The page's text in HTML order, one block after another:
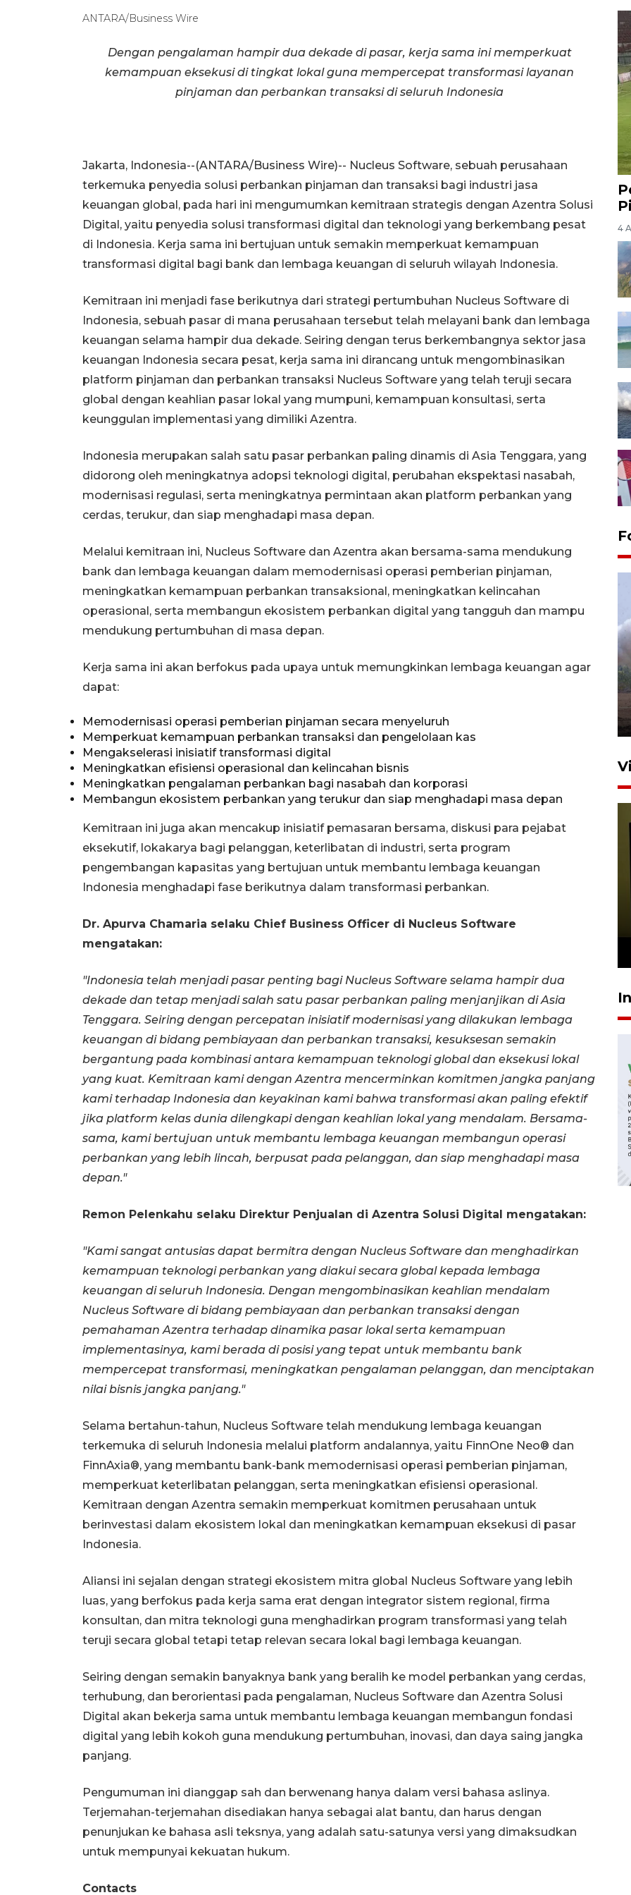
ANTARA/Business Wire
Dengan pengalaman hampir dua dekade di pasar, kerja sama ini memperkuat
kemampuan eksekusi di tingkat lokal guna mempercepat transformasi layanan
pinjaman dan perbankan transaksi di seluruh Indonesia
Jakarta, Indonesia--(ANTARA/Business Wire)-- Nucleus Software, sebuah perusahaan
terkemuka penyedia solusi perbankan pinjaman dan transaksi bagi industri jasa
keuangan global, pada hari ini mengumumkan kemitraan strategis dengan Azentra Solusi
Digital, yaitu penyedia solusi transformasi digital dan teknologi yang berkembang pesat
di Indonesia. Kerja sama ini bertujuan untuk semakin memperkuat kemampuan
transformasi digital bagi bank dan lembaga keuangan di seluruh wilayah Indonesia.
Kemitraan ini menjadi fase berikutnya dari strategi pertumbuhan Nucleus Software di
Indonesia, sebuah pasar di mana perusahaan tersebut telah melayani bank dan lembaga
keuangan selama hampir dua dekade. Seiring dengan terus berkembangnya sektor jasa
keuangan Indonesia secara pesat, kerja sama ini dirancang untuk mengombinasikan
platform pinjaman dan perbankan transaksi Nucleus Software yang telah teruji secara
global dengan keahlian pasar lokal yang mumpuni, kemampuan konsultasi, serta
keunggulan implementasi yang dimiliki Azentra.
Indonesia merupakan salah satu pasar perbankan paling dinamis di Asia Tenggara, yang
didorong oleh meningkatnya adopsi teknologi digital, perubahan ekspektasi nasabah,
modernisasi regulasi, serta meningkatnya permintaan akan platform perbankan yang
cerdas, terukur, dan siap menghadapi masa depan.
Melalui kemitraan ini, Nucleus Software dan Azentra akan bersama-sama mendukung
bank dan lembaga keuangan dalam memodernisasi operasi pemberian pinjaman,
meningkatkan kemampuan perbankan transaksional, meningkatkan kelincahan
operasional, serta membangun ekosistem perbankan digital yang tangguh dan mampu
mendukung pertumbuhan di masa depan.
Kerja sama ini akan berfokus pada upaya untuk memungkinkan lembaga keuangan agar
dapat:
Memodernisasi operasi pemberian pinjaman secara menyeluruh
Memperkuat kemampuan perbankan transaksi dan pengelolaan kas
Mengakselerasi inisiatif transformasi digital
Meningkatkan efisiensi operasional dan kelincahan bisnis
Meningkatkan pengalaman perbankan bagi nasabah dan korporasi
Membangun ekosistem perbankan yang terukur dan siap menghadapi masa depan
Kemitraan ini juga akan mencakup inisiatif pemasaran bersama, diskusi para pejabat
eksekutif, lokakarya bagi pelanggan, keterlibatan di industri, serta program
pengembangan kapasitas yang bertujuan untuk membantu lembaga keuangan
Indonesia menghadapi fase berikutnya dalam transformasi perbankan.
Dr. Apurva Chamaria selaku Chief Business Officer di Nucleus Software
mengatakan:
"Indonesia telah menjadi pasar penting bagi Nucleus Software selama hampir dua
dekade dan tetap menjadi salah satu pasar perbankan paling menjanjikan di Asia
Tenggara. Seiring dengan percepatan inisiatif modernisasi yang dilakukan lembaga
keuangan di bidang pembiayaan dan perbankan transaksi, kesuksesan semakin
bergantung pada kombinasi antara kemampuan teknologi global dan eksekusi lokal
yang kuat. Kemitraan kami dengan Azentra mencerminkan komitmen jangka panjang
kami terhadap Indonesia dan keyakinan kami bahwa transformasi akan paling efektif
jika platform kelas dunia dilengkapi dengan keahlian lokal yang mendalam. Bersama-
sama, kami bertujuan untuk membantu lembaga keuangan membangun operasi
perbankan yang lebih lincah, berpusat pada pelanggan, dan siap menghadapi masa
depan."
Remon Pelenkahu selaku Direktur Penjualan di Azentra Solusi Digital mengatakan:
"Kami sangat antusias dapat bermitra dengan Nucleus Software dan menghadirkan
kemampuan teknologi perbankan yang diakui secara global kepada lembaga
keuangan di seluruh Indonesia. Dengan mengombinasikan keahlian mendalam
Nucleus Software di bidang pembiayaan dan perbankan transaksi dengan
pemahaman Azentra terhadap dinamika pasar lokal serta kemampuan
implementasinya, kami berada di posisi yang tepat untuk membantu bank
mempercepat transformasi, meningkatkan pengalaman pelanggan, dan menciptakan
nilai bisnis jangka panjang."
Selama bertahun-tahun, Nucleus Software telah mendukung lembaga keuangan
terkemuka di seluruh Indonesia melalui platform andalannya, yaitu FinnOne Neo® dan
FinnAxia®, yang membantu bank-bank memodernisasi operasi pemberian pinjaman,
memperkuat keterlibatan pelanggan, serta meningkatkan efisiensi operasional.
Kemitraan dengan Azentra semakin memperkuat komitmen perusahaan untuk
berinvestasi dalam ekosistem lokal dan meningkatkan kemampuan eksekusi di pasar
Indonesia.
Aliansi ini sejalan dengan strategi ekosistem mitra global Nucleus Software yang lebih
luas, yang berfokus pada kerja sama erat dengan integrator sistem regional, firma
konsultan, dan mitra teknologi guna menghadirkan program transformasi yang telah
teruji secara global tetapi tetap relevan secara lokal bagi lembaga keuangan.
Seiring dengan semakin banyaknya bank yang beralih ke model perbankan yang cerdas,
terhubung, dan berorientasi pada pengalaman, Nucleus Software dan Azentra Solusi
Digital akan bekerja sama untuk membantu lembaga keuangan membangun fondasi
digital yang lebih kokoh guna mendukung pertumbuhan, inovasi, dan daya saing jangka
panjang.
Pengumuman ini dianggap sah dan berwenang hanya dalam versi bahasa aslinya.
Terjemahan-terjemahan disediakan hanya sebagai alat bantu, dan harus dengan
penunjukan ke bahasa asli teksnya, yang adalah satu-satunya versi yang dimaksudkan
untuk mempunyai kekuatan hukum.
Contacts
4
selamat dari kebakaran KM
4 Agustus 2026 19:23
Persiapan Skuad Garuda
jelang laga lawan Kamboja
pada Piala AFF
Waspadai penyakit saat
musim kemarau
2026-08-05 12:00:00